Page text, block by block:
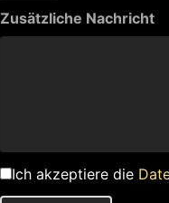
Zusätzliche Nachricht
Ich akzeptiere die